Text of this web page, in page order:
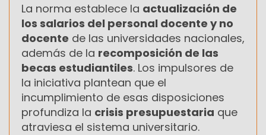
La norma establece la actualización de
los salarios del personal docente y no
docente de las universidades nacionales,
además de la recomposición de las
becas estudiantiles. Los impulsores de
la iniciativa plantean que el
incumplimiento de esas disposiciones
profundiza la crisis presupuestaria que
atraviesa el sistema universitario.